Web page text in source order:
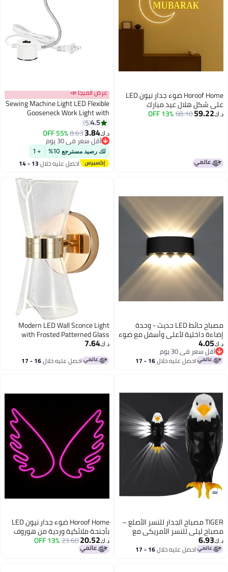
Horoof Home ضوء جدار نيون LED
على شكل هلال عيد مبارك
د.ك‏59.22
68.10
13% OFF
عرض الميجا 📣
Sewing Machine Light LED Flexible
Gooseneck Work Light with
Magnetic Base for Workbench
Lathe Drilling and Pressing
Machine
4.5
5
د.ك‏3.84
8.63
55% OFF
أقل سعر في 30 يوم
أقل سعر في 30 يوم
لك رصيد مسترجع 10% + 1
احصل عليه خلال 13 - 14
مصباح حائط LED حديث - وحدة
إضاءة داخلية لأعلى وأسفل مع ضوء
أبيض دافئ 3000K
د.ك‏4.05
أقل سعر في 30 يوم
أقل سعر في 30 يوماحصل عليه خلال 16 - 17
اغسطس
Modern LED Wall Sconce Light
with Frosted Patterned Glass
Shade and Gold Metal Base
د.ك‏7.64
احصل عليه خلال 16 - 17
اغسطس
TIGER مصباح الجدار للنسر الأصلع –
مصباح ليلي للنسر الأمريكي مع
جهاز تحكم عن بعد، مصباح
مغناطيسي مثبت على الجدار لغرفة
د.ك‏6.93
احصل عليه خلال 16 - 17
Horoof Home ضوء جدار نيون LED
بأجنحة ملائكية وردية من هوروف
د.ك‏20.52
23.60
13% OFF